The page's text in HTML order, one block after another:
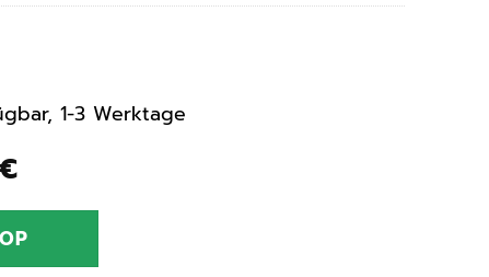
€Aktueller
ist:
99,90 €.
1-3 Werktage